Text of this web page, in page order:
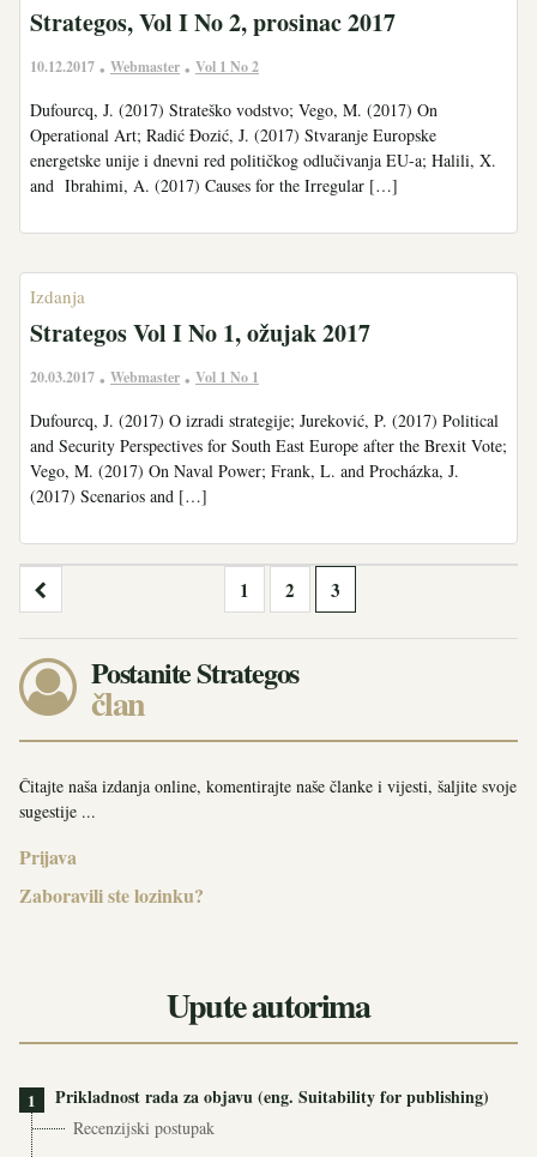
Strategos, Vol I No 2, prosinac 2017
10.12.2017 • Webmaster • Vol 1 No 2
Dufourcq, J. (2017) Strateško vodstvo; Vego, M. (2017) On
Operational Art; Radić Đozić, J. (2017) Stvaranje Europske
energetske unije i dnevni red političkog odlučivanja EU-a; Halili, X.
and Ibrahimi, A. (2017) Causes for the Irregular […]
Izdanja
Strategos Vol I No 1, ožujak 2017
20.03.2017 • Webmaster • Vol 1 No 1
Dufourcq, J. (2017) O izradi strategije; Jureković, P. (2017) Political
and Security Perspectives for South East Europe after the Brexit Vote;
Vego, M. (2017) On Naval Power; Frank, L. and Procházka, J.
(2017) Scenarios and […]
Brojevi
stranica
objava
1 2 3
Postanite Strategos
član
Čitajte naša izdanja online, komentirajte naše članke i vijesti, šaljite svoje
sugestije ...
Prijava
Zaboravili ste lozinku?
Upute autorima
1 Prikladnost rada za objavu (eng. Suitability for publishing)
Recenzijski postupak